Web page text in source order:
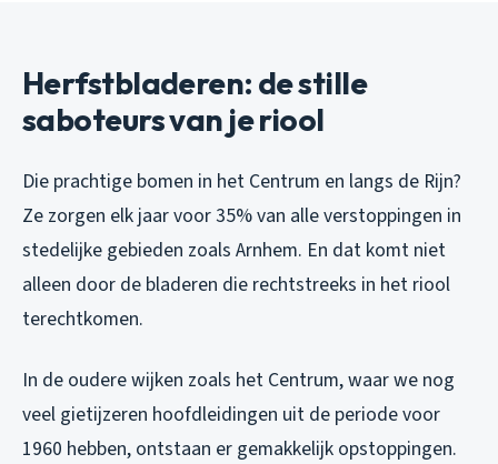
Herfstbladeren: de stille
saboteurs van je riool
Die prachtige bomen in het Centrum en langs de Rijn?
Ze zorgen elk jaar voor 35% van alle verstoppingen in
stedelijke gebieden zoals Arnhem. En dat komt niet
alleen door de bladeren die rechtstreeks in het riool
terechtkomen.
In de oudere wijken zoals het Centrum, waar we nog
veel gietijzeren hoofdleidingen uit de periode voor
1960 hebben, ontstaan er gemakkelijk opstoppingen.